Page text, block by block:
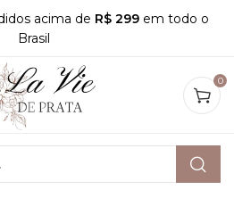
acima de R$ 299 em todo o
Brasil
0